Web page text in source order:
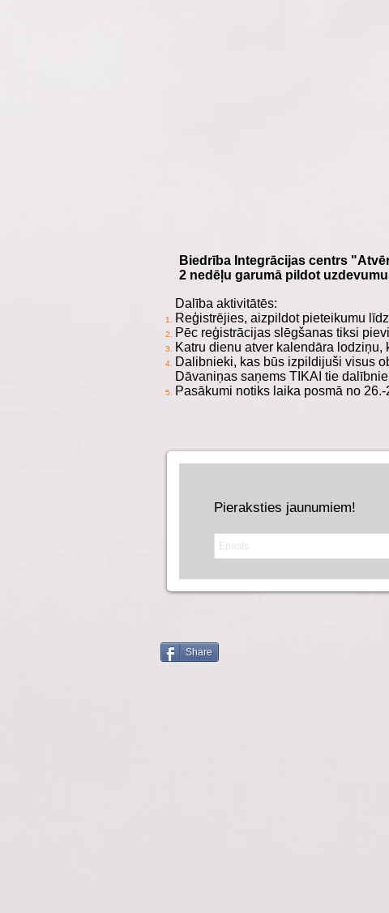
Biedrība Integrācijas centrs
2 nedēļu garumā pildot
Dalība aktivitātēs:
Reģistrējies, aizpildot pieteikumu
Pēc reģistrācijas slēgšanas tiksi
Katru dienu atver kalendāra
Dalibnieki, kas būs izpildijuši visus
Dāvaniņas saņems TIKAI tie
Pasākumi notiks laika posmā no
Pieraksties jaunumiem!
Share